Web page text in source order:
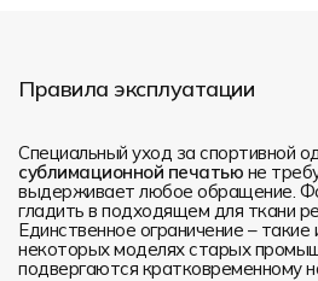
Правила эксплуатации
Специальный уход за спортивной
сублимационной печатью не
выдерживает любое обращение.
гладить в подходящем для ткани
Единственное ограничение – такие
некоторых моделях старых
подвергаются кратковременному